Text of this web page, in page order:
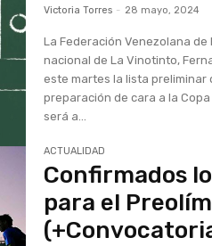
Victoria Torres - 28 mayo, 2024
La Federación Venezolana
nacional de La Vinotinto,
este martes la lista preliminar
preparación de cara a la
será a...
ACTUALIDAD
Confirmados
para el